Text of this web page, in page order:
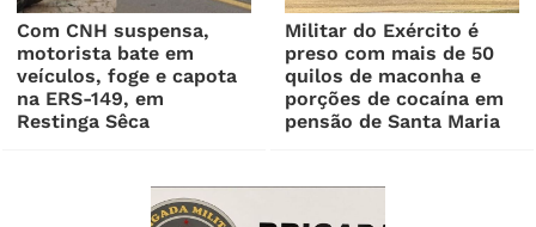
Com CNH suspensa,
motorista bate em
veículos, foge e capota
na ERS-149, em
Restinga Sêca
Militar do Exército é
preso com mais de 50
quilos de maconha e
porções de cocaína em
pensão de Santa Maria